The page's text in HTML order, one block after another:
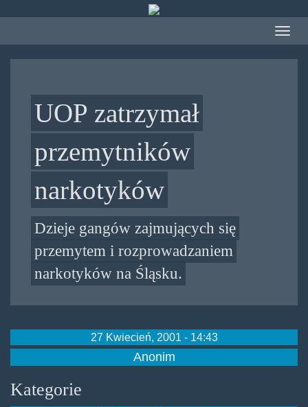
treści
Toggle
UOP zatrzymał
przemytników
narkotyków
Dzieje gangów zajmujących się
przemytem i rozprowadzaniem
narkotyków na Śląsku.
27 Kwiecień, 2001 - 14:43
Anonim
Kategorie